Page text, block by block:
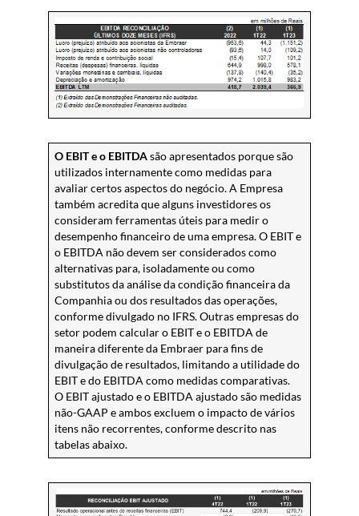
O EBIT e o EBITDAsão apresentados porque são
utilizados internamente como medidas para
avaliar certos aspectos do negócio. A Empresa
também acredita que alguns investidores os
consideram ferramentas úteis para medir o
desempenho financeiro de uma empresa. O EBIT e
o EBITDA não devem ser considerados como
alternativas para, isoladamente ou como
substitutos da análise da condição financeira da
Companhia ou dos resultados das operações,
conforme divulgado no IFRS. Outras empresas do
setor podem calcular o EBIT e o EBITDA de
maneira diferente da Embraer para fins de
divulgação de resultados, limitando a utilidade do
EBIT e do EBITDA como medidas comparativas.
O EBIT ajustado e o EBITDA ajustado são medidas
não-GAAP e ambos excluem o impacto de vários
itens não recorrentes, conforme descrito nas
tabelas abaixo.